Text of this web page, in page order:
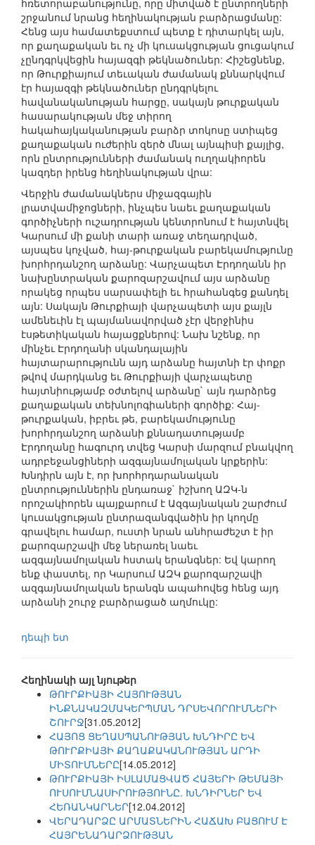
հռետորաբանությունը, որը միտված է ընտրողների
շրջանում նրանց հեղինակության բարձրացմանը:
Հենց այս համատեքստում պետք է դիտարկել այն,
որ քաղաքական եւ ոչ մի կուսակցության ցուցակում
չընդգրկվեցին հայազգի թեկնածուներ: Հիշեցնենք,
որ Թուրքիայում տեւական ժամանակ քննարկվում
էր հայազգի թեկնածուներ ընդգրկելու
հավանականության հարցը, սակայն թուրքական
հասարակության մեջ տիրող
հակահայկականության բարձր տոկոսը ստիպեց
քաղաքական ուժերին զերծ մնալ այնպիսի քայլից,
որն ընտրությունների ժամանակ ուղղակիորեն
կազդեր իրենց հեղինակության վրա:
Վերջին ժամանակներս միջազգային
լրատվամիջոցների, ինչպես նաեւ քաղաքական
գործիչների ուշադրության կենտրոնում է հայտնվել
Կարսում մի քանի տարի առաջ տեղադրված,
այսպես կոչված, հայ-թուրքական բարեկամությունը
խորհրդանշող արձանը: Վարչապետ Էրդողանն իր
նախընտրական քարոզարշավում այս արձանը
որակեց որպես սարսափելի եւ հրահանգեց քանդել
այն: Սակայն Թուրքիայի վարչապետի այս քայլն
ամենեւին էլ պայմանավորված չէր վերջինիս
էսթետիկական հայացքներով: Նախ նշենք, որ
մինչեւ Էրդողանի սկանդալային
հայտարարությունն այդ արձանը հայտնի էր փոքր
թվով մարդկանց եւ Թուրքիայի վարչապետը
հայտնիությամբ օժտելով արձանը` այն դարձրեց
քաղաքական տեխնոլոգիաների գործիք: Հայ-
թուրքական, իբրեւ թե, բարեկամությունը
խորհրդանշող արձանի քննադատությամբ
Էրդողանը հագուրդ տվեց Կարսի մարզում բնակվող
ադրբեջանցիների ազգայնամոլական կրքերին:
Խնդիրն այն է, որ խորհրդարանական
ընտրություններին ընդառաջ` իշխող ԱԶԿ-ն
որոշակիորեն պայքարում է Ազգայնական շարժում
կուսակցության ընտրազանգվածին իր կողմը
գրավելու համար, ուստի նրան անհրաժեշտ է իր
քարոզարշավի մեջ ներառել նաեւ
ազգայնամոլական հստակ երանգներ: Եվ կարող
ենք փաստել, որ Կարսում ԱԶԿ քարոզարշավի
ազգայնամոլական երանգն ապահովեց հենց այդ
արձանի շուրջ բարձրացած աղմուկը:
դեպի ետ
Հեղինակի այլ նյութեր
ԹՈՒՐՔԻԱՅԻ ՀԱՅՈՒԹՅԱՆ
ԻՆՔՆԱԿԱԶՄԱԿԵՐՊՄԱՆ ԴՐՍԵՎՈՐՈՒՄՆԵՐԻ
ՇՈՒՐՋ[31.05.2012]
ՀԱՅՈՑ ՑԵՂԱՍՊԱՆՈՒԹՅԱՆ ԽՆԴԻՐԸ ԵՎ
ԹՈՒՐՔԻԱՅԻ ՔԱՂԱՔԱԿԱՆՈՒԹՅԱՆ ԱՐԴԻ
ՄԻՏՈՒՄՆԵՐԸ[14.05.2012]
ԹՈՒՐՔԻԱՅԻ ԻՍԼԱՄԱՑՎԱԾ ՀԱՅԵՐԻ ԹԵՄԱՅԻ
ՈՒՍՈՒՄՆԱՍԻՐՈՒԹՅՈՒՆԸ. ԽՆԴԻՐՆԵՐ ԵՎ
ՀԵՌԱՆԿԱՐՆԵՐ[12.04.2012]
ՎԵՐԱԴԱՐՁԸ ԱՐՄԱՏՆԵՐԻՆ ՀԱՃԱԽ ԲԱՑՈՒՄ Է
ՀԱՅՐԵՆԱԴԱՐՁՈՒԹՅԱՆ